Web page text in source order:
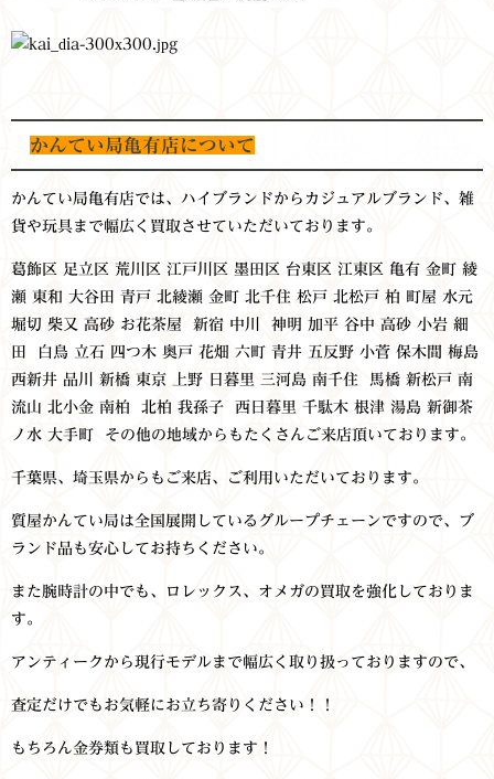
かんてい局亀有店について
かんてい局亀有店では、ハイブランドからカジュアルブランド、雑
貨や玩具まで幅広く買取させていただいております。
葛飾区 足立区 荒川区 江戸川区 墨田区 台東区 江東区 亀有 金町 綾
瀬 東和 大谷田 青戸 北綾瀬 金町 北千住 松戸 北松戸 柏 町屋 水元
堀切 柴又 高砂 お花茶屋 新宿 中川 神明 加平 谷中 高砂 小岩 細
田 白鳥 立石 四つ木 奥戸 花畑 六町 青井 五反野 小菅 保木間 梅島
西新井 品川 新橋 東京 上野 日暮里 三河島 南千住 馬橋 新松戸 南
流山 北小金 南柏 北柏 我孫子 西日暮里 千駄木 根津 湯島 新御茶
ノ水 大手町 その他の地域からもたくさんご来店頂いております。
千葉県、埼玉県からもご来店、ご利用いただいております。
質屋かんてい局は全国展開しているグループチェーンですので、ブ
ランド品も安心してお持ちください。
また腕時計の中でも、ロレックス、オメガの買取を強化しておりま
す。
アンティークから現行モデルまで幅広く取り扱っておりますので、
査定だけでもお気軽にお立ち寄りください！！
もちろん金券類も買取しております！